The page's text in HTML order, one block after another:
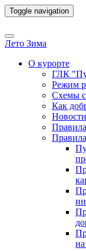
Toggle navigation
Лето Зима
О курорте
ГЛК
Режим
Схемы
Как